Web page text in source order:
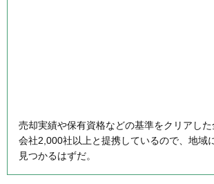
売却実績や保有資格などの基準をクリアし
会社2,000社以上と提携しているので、地域
見つかるはずだ。